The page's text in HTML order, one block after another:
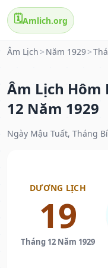
🗓️Amlich.org
Âm Lịch > Năm 1929>
Âm Lịch Hôm
12 Năm 1929
Ngày Mậu Tuất, Tháng
DƯƠNG LỊCH
19
Tháng 12 Năm 1929